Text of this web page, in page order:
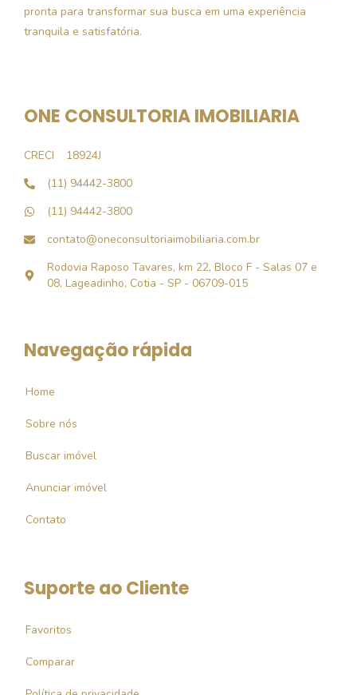
pronta para transformar sua busca em uma experiência
tranquila e satisfatória.
ONE CONSULTORIA IMOBILIARIA
CRECI
18924J
(11) 94442-3800
(11) 94442-3800
contato@oneconsultoriaimobiliaria.com.br
Rodovia Raposo Tavares, km 22, Bloco F - Salas 07 e
08, Lageadinho, Cotia - SP - 06709-015
Navegação rápida
Home
Sobre nós
Buscar imóvel
Anunciar imóvel
Contato
Suporte ao Cliente
Favoritos
Comparar